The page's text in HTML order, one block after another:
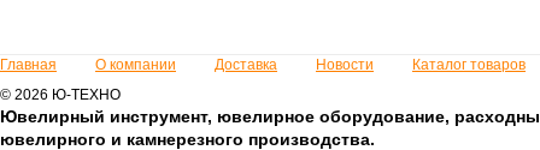
Главная О компании Доставка Новости
Каталог товаров
© 2026 Ю-ТЕХНО
Ювелирный инструмент, ювелирное оборудование,
ювелирного и камнерезного производства.